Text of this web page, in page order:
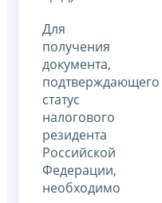
Для
получения
документа,
подтверждающего
статус
налогового
резидента
Российской
Федерации,
необходимо